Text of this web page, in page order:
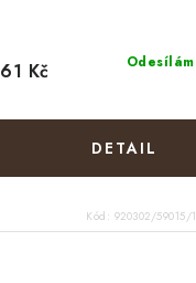
61 Kč
Kód: 920302/59015/